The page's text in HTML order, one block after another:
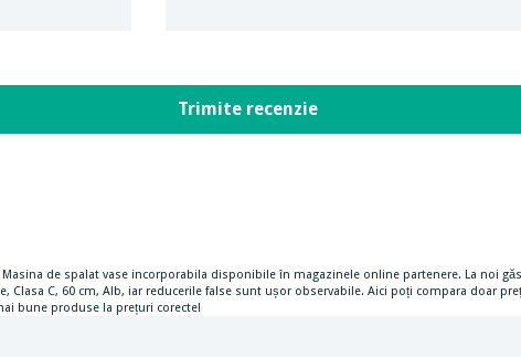
de spalat vase incorporabila disponibile în magazinele online partenere. La noi
Clasa C, 60 cm, Alb, iar reducerile false sunt ușor observabile. Aici poți compara doar
bune produse la prețuri corecte!